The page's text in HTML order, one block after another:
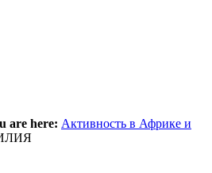
are here: Активность в Африке и